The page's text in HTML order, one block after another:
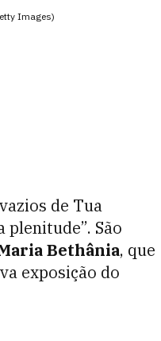
Images)
de Tua
plenitude”. São
Bethânia, que
exposição do